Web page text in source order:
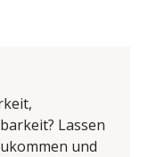
DE
Lassen
und